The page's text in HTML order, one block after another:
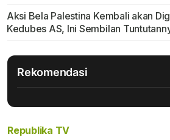
Aksi Bela Palestina Kembali akan
Kedubes AS, Ini Sembilan
Rekomendasi
Republika TV